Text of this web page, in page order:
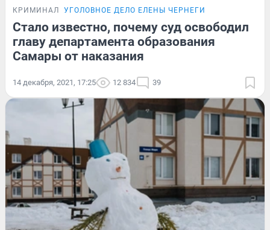
КРИМИНАЛ УГОЛОВНОЕ ДЕЛО ЕЛЕНЫ ЧЕРНЕГИ
Стало известно, почему суд освободил
главу департамента образования
Самары от наказания
14 декабря, 2021, 17:25 12 834 39